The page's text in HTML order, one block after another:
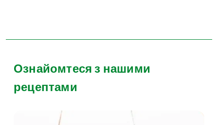
Ознайомтеся з нашими
рецептами